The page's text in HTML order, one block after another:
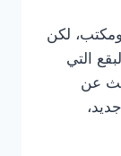
لكن
التي
عن